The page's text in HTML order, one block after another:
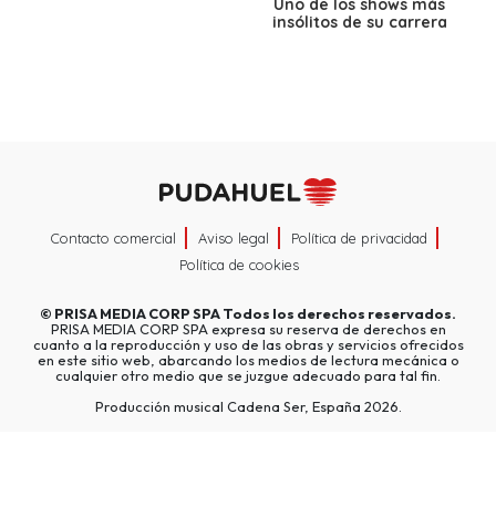
insólitos de su carrera
Contacto comercial Aviso legal
Política de privacidad
Política de cookies
© PRISA MEDIA CORP SPATodos los derechos reservados.
PRISA MEDIA CORP SPA expresa su reserva de derechos en
cuanto a la reproducción y uso de las obras y servicios ofrecidos
en este sitio web, abarcando los medios de lectura mecánica o
cualquier otro medio que se juzgue adecuado para tal fin.
Producción musical Cadena Ser, España 2026.